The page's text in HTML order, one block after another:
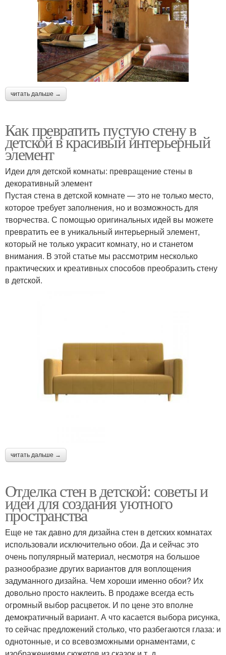
читать дальше →
Как превратить пустую стену в
детской в красивый интерьерный
элемент
Идеи для детской комнаты: превращение стены в
декоративный элемент
Пустая стена в детской комнате — это не только место,
которое требует заполнения, но и возможность для
творчества. С помощью оригинальных идей вы можете
превратить ее в уникальный интерьерный элемент,
который не только украсит комнату, но и станетом
внимания. В этой статье мы рассмотрим несколько
практических и креативных способов преобразить стену
в детской.
читать дальше →
Отделка стен в детской: советы и
идеи для создания уютного
пространства
Еще не так давно для дизайна стен в детских комнатах
использовали исключительно обои. Да и сейчас это
очень популярный материал, несмотря на большое
разнообразие других вариантов для воплощения
задуманного дизайна. Чем хороши именно обои? Их
довольно просто наклеить. В продаже всегда есть
огромный выбор расцветок. И по цене это вполне
демократичный вариант. А что касается выбора рисунка,
то сейчас предложений столько, что разбегаются глаза: и
однотонные, и со всевозможными орнаментами, с